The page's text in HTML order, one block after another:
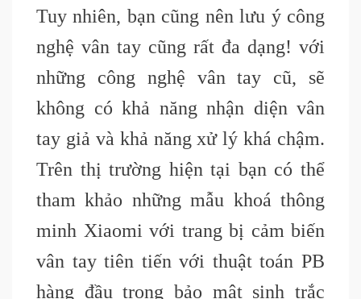
Tuy nhiên, bạn cũng nên lưu ý công
nghệ vân tay cũng rất đa dạng! với
những công nghệ vân tay cũ, sẽ
không có khả năng nhận diện vân
tay giả và khả năng xử lý khá chậm.
Trên thị trường hiện tại bạn có thể
tham khảo những mẫu khoá thông
minh Xiaomi với trang bị cảm biến
vân tay tiên tiến với thuật toán PB
hàng đầu trong bảo mật sinh trắc